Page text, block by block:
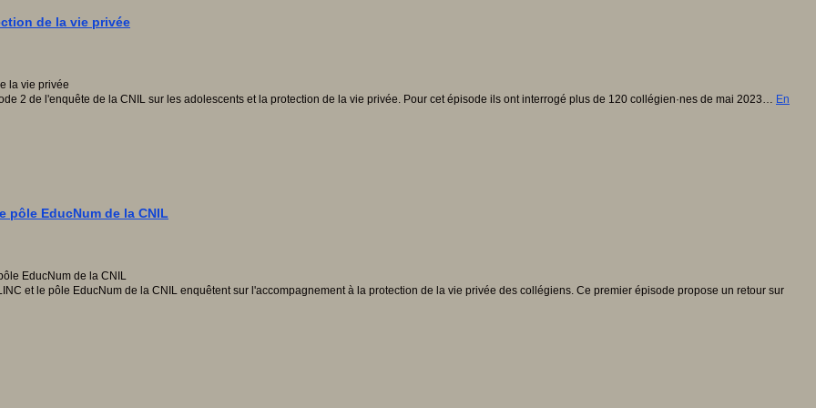
de la vie privée
2 de l'enquête de la CNIL sur les adolescents et la protection de la vie privée. Pour cet épisode ils ont interrogé plus de 120 collégien·nes de mai 2023… En
pôle EducNum de la CNIL
et le pôle EducNum de la CNIL enquêtent sur l'accompagnement à la protection de la vie privée des collégiens. Ce premier épisode propose un retour sur